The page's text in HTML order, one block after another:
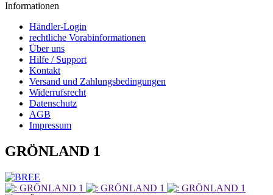
Informationen
Händler-Login
rechtliche Vorabinformationen
Über uns
Hilfe / Support
Kontakt
Versand und Zahlungsbedingungen
Widerrufsrecht
Datenschutz
AGB
Impressum
GRÖNLAND 1